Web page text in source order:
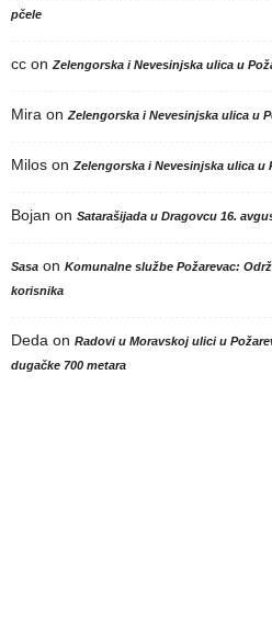
pčele
cc on Zelengorska i Nevesinjska ulica u
Mira on Zelengorska i Nevesinjska ulica u
Milos on Zelengorska i Nevesinjska ulica u
Bojan on Satarašijada u Dragovcu 16.
Sasa on Komunalne službe Požarevac:
korisnika
Deda on Radovi u Moravskoj ulici u
dugačke 700 metara